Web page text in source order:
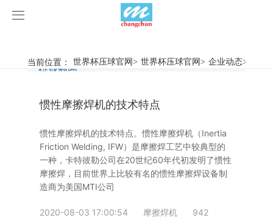
世界杯压球官网
旋弧焊机
摩擦焊机
惯性摩擦焊机
产品视频
世界杯压球官网
行业新闻
案例展示
当前位置： 世界杯压球官网> 世界杯压球官网> 企业动态>
行业新闻
企业动态
惯性摩擦焊机的技术特点
惯性摩擦焊机的技术特点。惯性摩擦焊机（Inertia
Friction Welding, IFW）是摩擦焊工艺中较典型的
一种，卡特彼勒公司在20世纪60年代初发明了惯性
摩擦焊，目前世界上比较有名的惯性摩擦焊设备制
造商为美国MTI公司
2020-08-03 17:00:54 摩擦焊机 942